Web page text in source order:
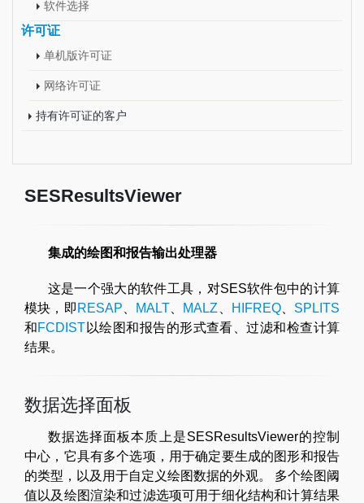
软件选择
许可证
单机版许可证
网络许可证
持有许可证的客户
SESResultsViewer
集成的绘图和报告输出处理器
这是一个强大的软件工具，对SES软件包中的计算
模块，即 RESAP MALT MALZ HIFREQ、 SPLITS
和FCDIST 以绘图和报告的形式查看、过滤和检查计算
结果。
数据选择面板
数据选择面板本质上是SESResultsViewer的控制
中心，它具有多个选项，用于确定要生成的图形和报告
的类型，以及用于自定义绘图数据的外观。 多个绘图阈
值以及绘图渲染和过滤选项可用于细化结构和计算结果